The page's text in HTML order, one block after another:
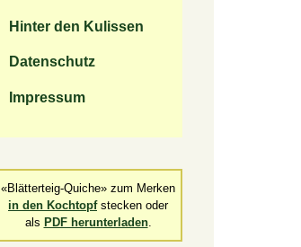
Hinter den Kulissen
Datenschutz
Impressum
«Blätterteig-Quiche» zum Merken
in den Kochtopfstecken oder
als PDF herunterladen.